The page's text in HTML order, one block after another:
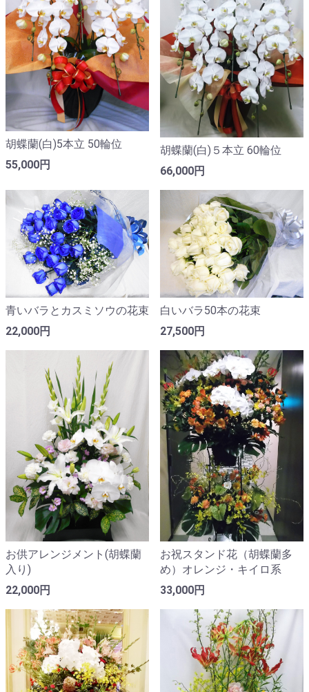
胡蝶蘭(白)5本立 50輪位
55,000円
胡蝶蘭(白)５本立 60輪位
66,000円
青いバラとカスミソウの花束
22,000円
白いバラ50本の花束
27,500円
お供アレンジメント(胡蝶蘭
入り)
22,000円
お祝スタンド花（胡蝶蘭多
め）オレンジ・キイロ系
33,000円